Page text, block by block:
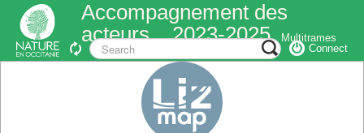
Accompagnement des
acteurs _ 2023-2025 Multitrames
Connect